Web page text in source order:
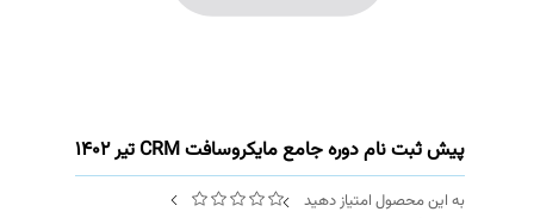
پیش ثبت نام دوره جامع مایکروسافت CRM تیر 1402
به این محصول امتیاز دهید